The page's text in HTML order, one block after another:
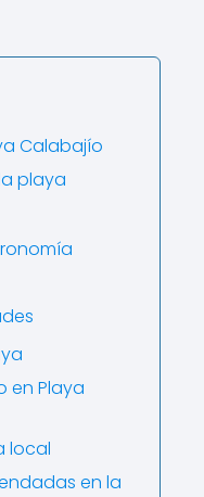
Calabajío
playa
en Playa
local
en la